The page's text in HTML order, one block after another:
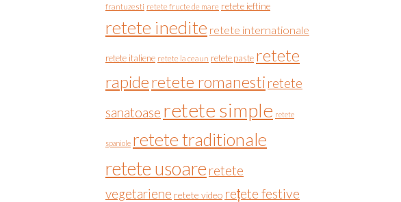
frantuzesti retete fructe de mare retete ieftine
retete inedite retete internationale
retete italiene retete la ceaun retete paste retete
rapideretete romanesti retete
sanatoase retete simple retete
spaniole retete traditionale
retete usoare retete
vegetariene retete video rețete festive